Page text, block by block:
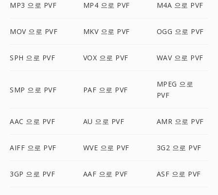
MP3 으로 PVF MP4 으로 PVF M4A 으로 PVF
MOV 으로 PVF MKV 으로 PVF OGG 으로 PVF
SPH 으로 PVF VOX 으로 PVF WAV 으로 PVF
SMP 으로 PVF PAF 으로 PVF
MPEG 으로
PVF
AAC 으로 PVF AU 으로 PVF AMR 으로 PVF
AIFF 으로 PVF WVE 으로 PVF 3G2 으로 PVF
3GP 으로 PVF AAF 으로 PVF ASF 으로 PVF